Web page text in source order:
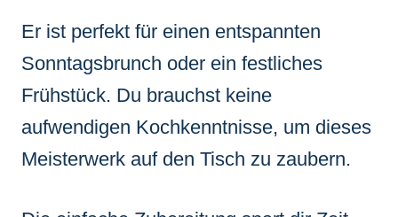
Er ist perfekt für einen entspannten
Sonntagsbrunch oder ein festliches
Frühstück. Du brauchst keine
aufwendigen Kochkenntnisse, um dieses
Meisterwerk auf den Tisch zu zaubern.